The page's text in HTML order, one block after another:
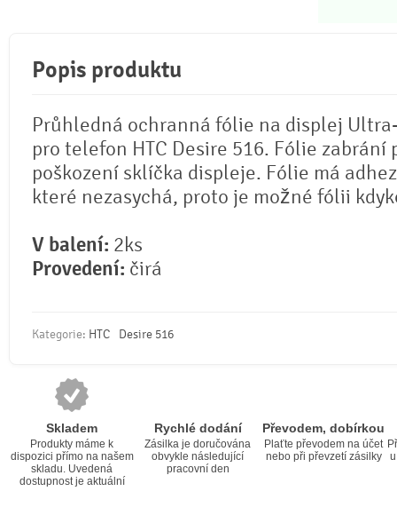
Popis produktu
Průhledná ochranná fólie na displej
pro telefon HTC Desire 516. Fólie zabrání
poškození sklíčka displeje. Fólie má
které nezasychá, proto je možné fólii
V balení: 2ks
Provedení: čirá
Kategorie: HTC Desire 516
Skladem
Produkty máme k
dispozici přímo na našem
skladu. Uvedená
dostupnost je aktuální
Rychlé dodání
Zásilka je doručována
obvykle následující
pracovní den
Převodem, dobírkou
Plaťte převodem na účet
nebo při převzetí zásilky